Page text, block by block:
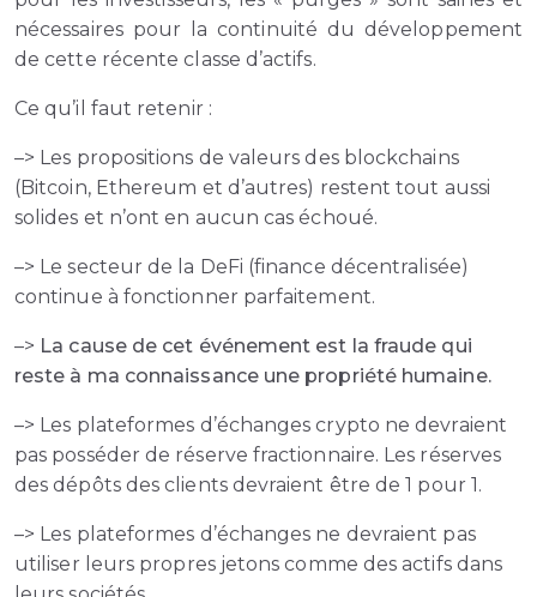
nécessaires pour la continuité du développement
de cette récente classe d’actifs.
Ce qu’il faut retenir :
–> Les propositions de valeurs des blockchains
(Bitcoin, Ethereum et d’autres) restent tout aussi
solides et n’ont en aucun cas échoué.
–> Le secteur de la DeFi (finance décentralisée)
continue à fonctionner parfaitement.
–> La cause de cet événement est la fraude qui
reste à ma connaissance une propriété humaine.
–> Les plateformes d’échanges crypto ne devraient
pas posséder de réserve fractionnaire. Les réserves
des dépôts des clients devraient être de 1 pour 1.
–> Les plateformes d’échanges ne devraient pas
utiliser leurs propres jetons comme des actifs dans